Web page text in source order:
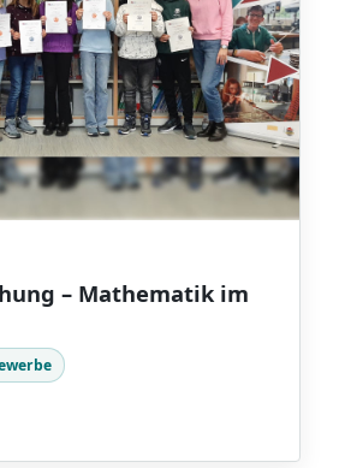
– Mathematik im